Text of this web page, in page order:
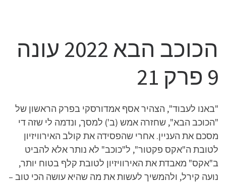
הכוכב הבא 2022 עונה
9 פרק 21
"באנו לעבוד", הצהיר אסף אמדורסקי בפרק הראשון של
"הכוכב הבא", שחזרה אמש (ב') למסך, ונדמה לי שזה די
מסכם את העניין. אחרי שהפסידה את קולב האירוויזיון
לטובת ה"אקס פקטור", ל"כוכב" לא נותר אלא להביט
ב"אקס" מאבדת את האירוויזיון לטובת קלף בטוח יותר,
נועה קירל, ולהמשיך לעשות את מה שהיא עושה הכי טוב –